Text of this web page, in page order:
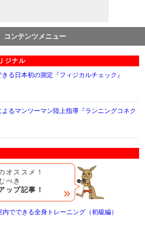
コンテンツメニュー
ジナル
る日本初の測定『フィジカルチェック』
よるマンツーマン陸上指導『ランニングコネク
オススメ！
べき
ップ記事！
内でできる全身トレーニング（初級編）